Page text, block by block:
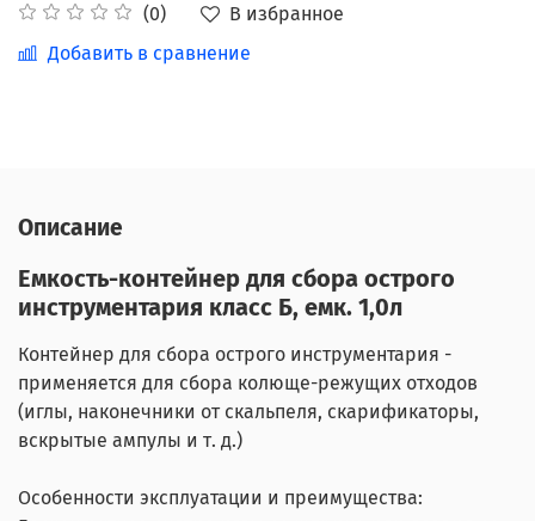
(0)
В избранное
Добавить в сравнение
Описание
Емкость-контейнер для сбора острого
инструментария класс Б, емк. 1,0л
Контейнер для сбора острого инструментария -
применяется для сбора колюще-режущих отходов
(иглы, наконечники от скальпеля, скарификаторы,
вскрытые ампулы и т. д.)
Особенности эксплуатации и преимущества: